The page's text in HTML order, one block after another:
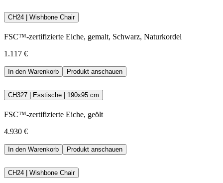
CH24 | Wishbone Chair
FSC™-zertifizierte Eiche, gemalt, Schwarz, Naturkordel
1.117 €
In den Warenkorb Produkt anschauen
CH327 | Esstische | 190x95 cm
FSC™-zertifizierte Eiche, geölt
4.930 €
In den Warenkorb Produkt anschauen
CH24 | Wishbone Chair